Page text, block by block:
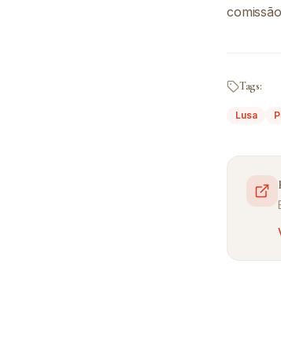
Tags:
Lusa